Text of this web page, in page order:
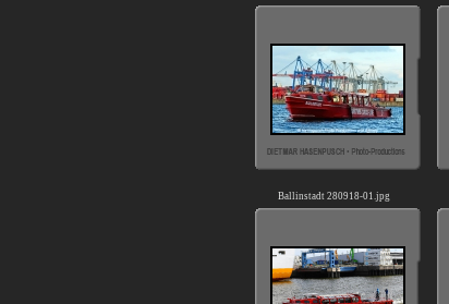
Ballinstadt 280918-01.jpg